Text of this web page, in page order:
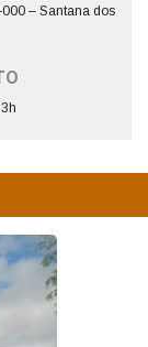
– Santana dos